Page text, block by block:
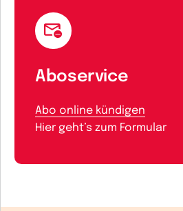
Aboservice
Abo online kündigen
Hier geht’s zum Formular